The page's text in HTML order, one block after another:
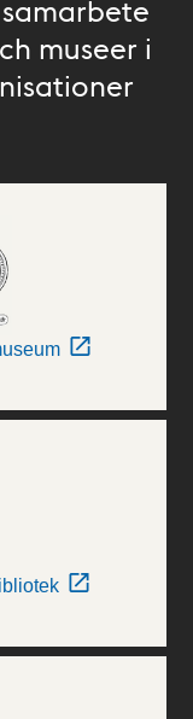
museer i